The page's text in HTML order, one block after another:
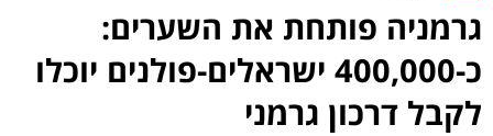
גרמניה פותחת את השערים:
כ-400,000 ישראלים-פולנים יוכלו
לקבל דרכון גרמני